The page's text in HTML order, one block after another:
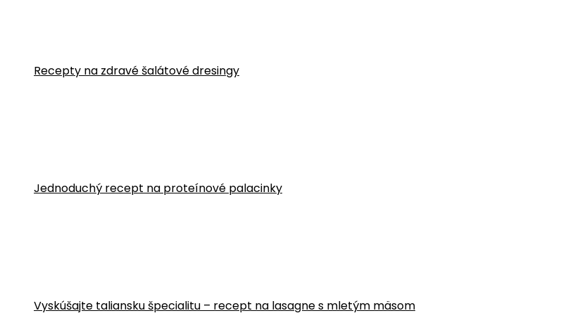
Recepty na zdravé šalátové dresingy
Jednoduchý recept na proteínové palacinky
Vyskúšajte taliansku špecialitu – recept na lasagne s mletým mäsom